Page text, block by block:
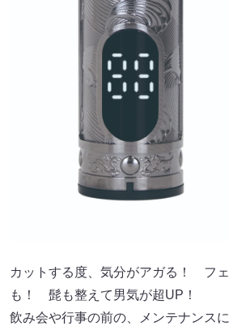
カットする度、気分がアガる！ フ
も！ 髭も整えて男気が超UP！
飲み会や行事の前の、メンテナンス